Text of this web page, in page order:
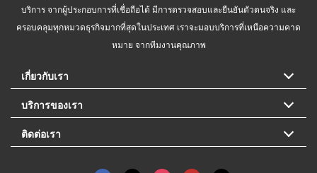
บริการ จากผู้ประกอบการที่เชื่อถือได้ มีการตรวจสอบและยืนยันตัวตนจริง และ
ครอบคลุมทุกหมวดธุรกิจมากที่สุดในประเทศ เราจะมอบบริการที่เหนือความคาด
หมาย จากทีมงานคุณภาพ
เกี่ยวกับเรา
บริการของเรา
ติดต่อเรา